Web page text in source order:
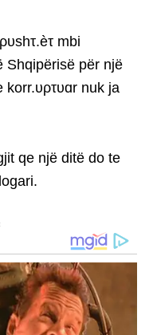
mbi
Shqipërisë për një
korr.υρτυɑr nuk ja
qe një ditë do te